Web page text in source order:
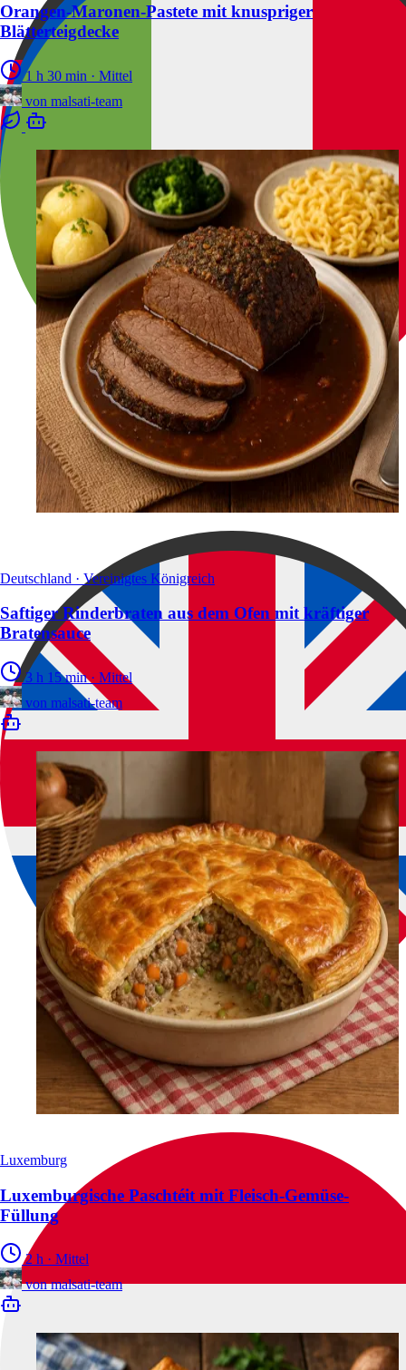
Orangen-Maronen-Pastete mit knuspriger
Blätterteigdecke
1 h 30 min · Mittel
von malsati-team
Deutschland · Vereinigtes Königreich
Saftiger Rinderbraten aus dem Ofen mit kräftiger
Bratensauce
3 h 15 min · Mittel
von malsati-team
Luxemburg
Luxemburgische Paschtéit mit Fleisch-Gemüse-
Füllung
2 h · Mittel
von malsati-team